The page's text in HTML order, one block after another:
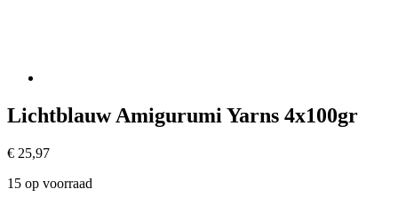
Lichtblauw Amigurumi Yarns 4x100gr
€ 25,97
15 op voorraad